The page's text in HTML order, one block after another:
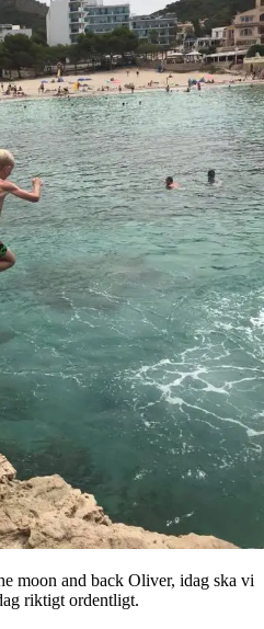
moon and back Oliver, idag ska vi
riktigt ordentligt.